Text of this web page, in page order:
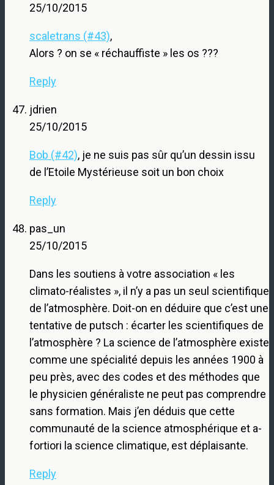
25/10/2015
scaletrans (#43),
Alors ? on se « réchauffiste » les os ???
Reply
jdrien
25/10/2015
Bob (#42), je ne suis pas sûr qu’un dessin issu
de l’Etoile Mystérieuse soit un bon choix
Reply
pas_un
25/10/2015
Dans les soutiens à votre association « les
climato-réalistes », il n’y a pas un seul scientifique
de l’atmosphère. Doit-on en déduire que c’est une
tentative de putsch : écarter les scientifiques de
l’atmosphère ? La science de l’atmosphère existe
comme une spécialité depuis les années 1900 à
peu près, avec des codes et des méthodes que
le physicien généraliste ne peut pas comprendre
sans formation. Mais j’en déduis que cette
communauté de la science atmosphérique et a-
fortiori la science climatique, est déplaisante.
Reply